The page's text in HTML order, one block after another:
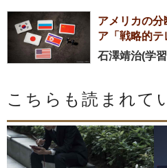
アメリカの
ア「戦略的テ
石澤靖治(学
こちらも読まれて